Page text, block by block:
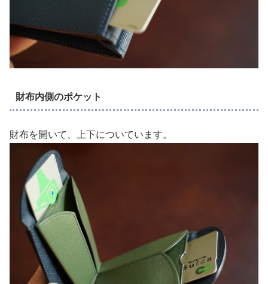
財布内側のポケット
財布を開いて、上下についています。